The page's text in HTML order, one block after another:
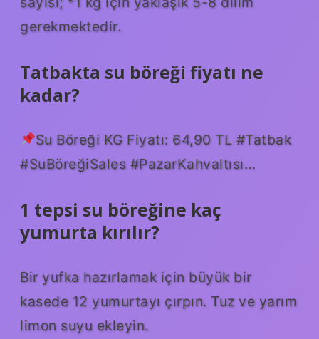
gerekmektedir.
Tatbakta su böreği fiyatı ne
kadar?
Su Böreği KG Fiyatı: 64,90 TL #Tatbak
#SuBöreğiSales #PazarKahvaltısı…
1 tepsi su böreğine kaç
yumurta kırılır?
Bir yufka hazırlamak için büyük bir
kasede 12 yumurtayı çırpın. Tuz ve yarım
limon suyu ekleyin.